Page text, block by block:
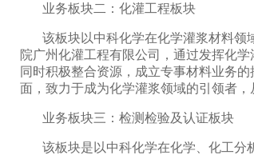
业务板块二：化灌工程板块
该板块以中科化学在化学灌浆材料领
院广州化灌工程有限公司，通过发挥化
同时积极整合资源，成立专事材料业务
面，致力于成为化学灌浆领域的引领者，
业务板块三：检测检验及认证板块
该板块是以中科化学在化学、化工分